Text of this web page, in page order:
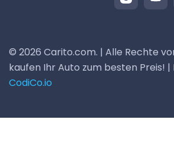
© 2026 Carito.com. | Alle Rechte
kaufen Ihr Auto zum besten Preis!
CodiCo.io